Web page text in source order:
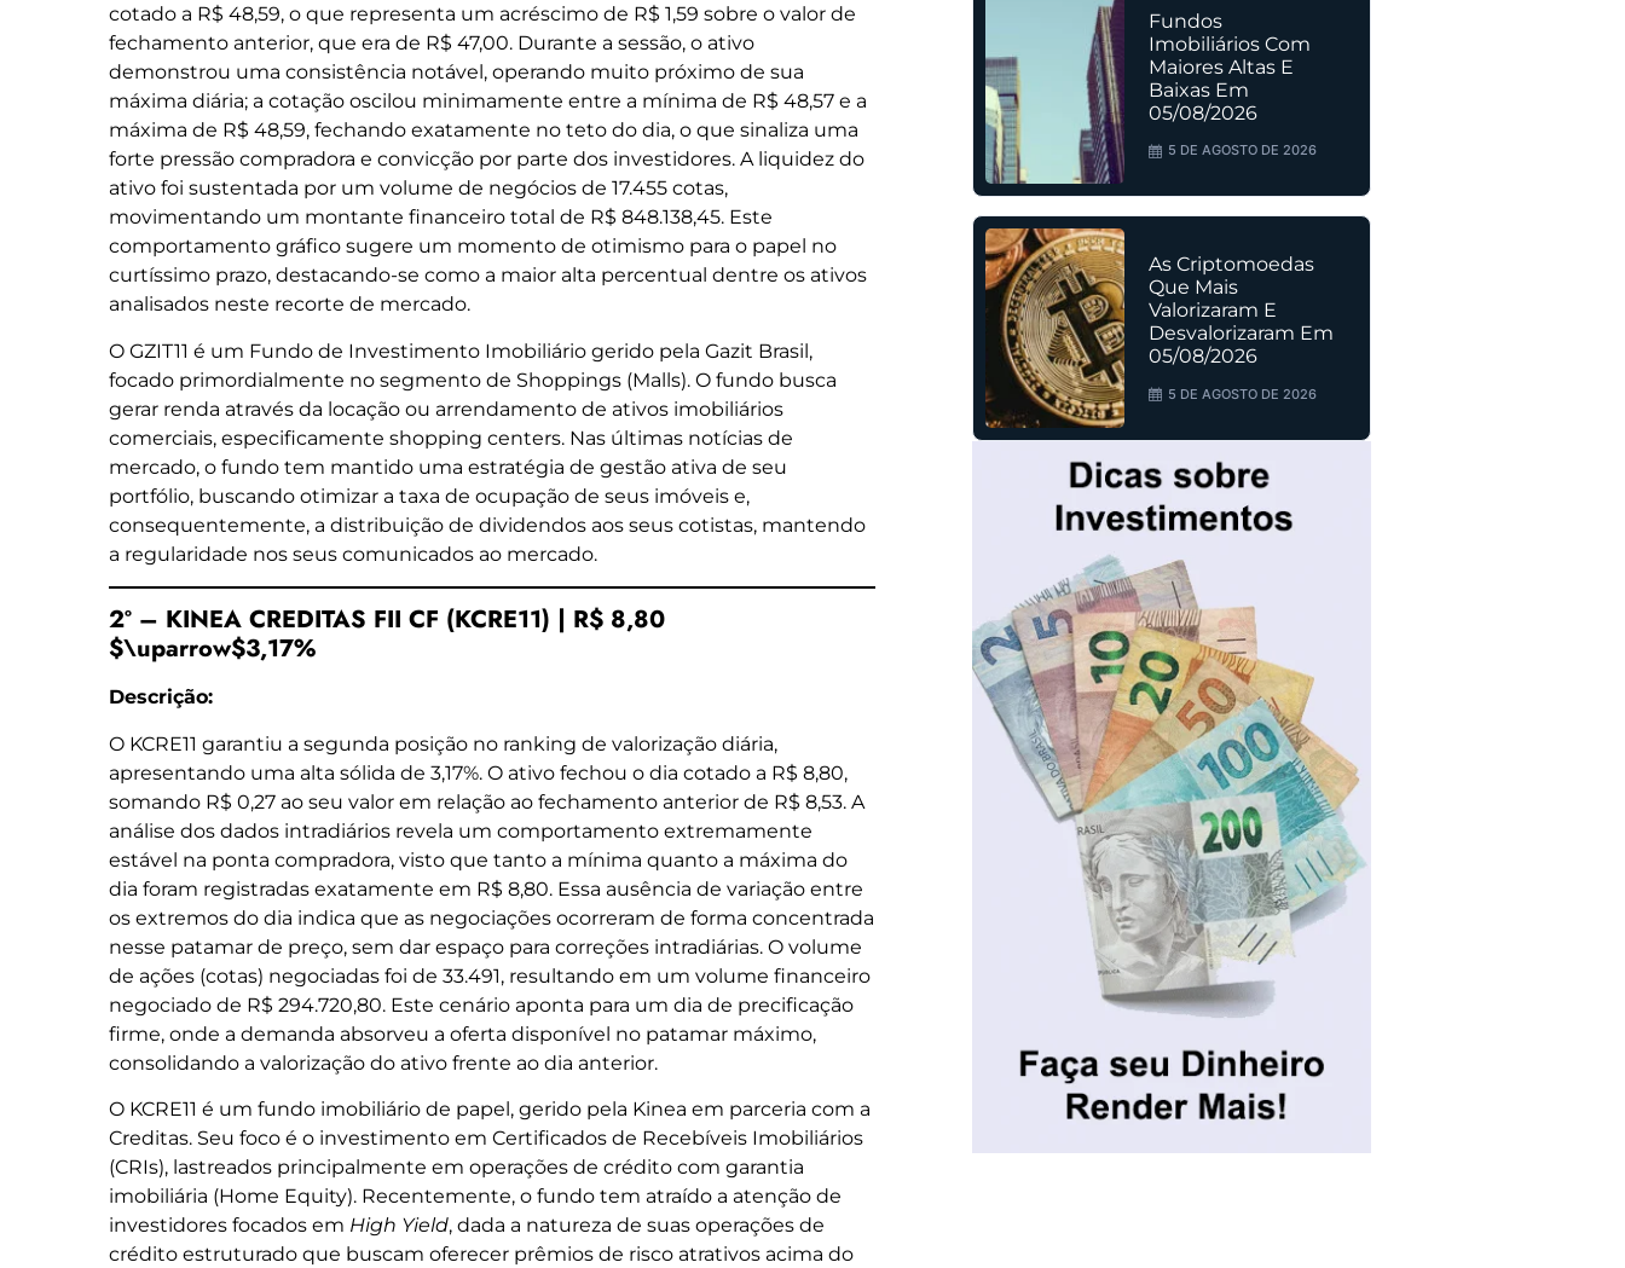
cotado a R$ 48,59, o que representa um acréscimo de R$ 1,59 sobre o valor de
fechamento anterior, que era de R$ 47,00. Durante a sessão, o ativo
demonstrou uma consistência notável, operando muito próximo de sua
máxima diária; a cotação oscilou minimamente entre a mínima de R$ 48,57 e a
máxima de R$ 48,59, fechando exatamente no teto do dia, o que sinaliza uma
forte pressão compradora e convicção por parte dos investidores. A liquidez do
ativo foi sustentada por um volume de negócios de 17.455 cotas,
movimentando um montante financeiro total de R$ 848.138,45. Este
comportamento gráfico sugere um momento de otimismo para o papel no
curtíssimo prazo, destacando-se como a maior alta percentual dentre os ativos
analisados neste recorte de mercado.
O GZIT11 é um Fundo de Investimento Imobiliário gerido pela Gazit Brasil,
focado primordialmente no segmento de Shoppings (Malls). O fundo busca
gerar renda através da locação ou arrendamento de ativos imobiliários
comerciais, especificamente shopping centers. Nas últimas notícias de
mercado, o fundo tem mantido uma estratégia de gestão ativa de seu
portfólio, buscando otimizar a taxa de ocupação de seus imóveis e,
consequentemente, a distribuição de dividendos aos seus cotistas, mantendo
a regularidade nos seus comunicados ao mercado.
2º – KINEA CREDITAS FII CF (KCRE11) | R$ 8,80
$\uparrow$3,17%
Descrição:
O KCRE11 garantiu a segunda posição no ranking de valorização diária,
apresentando uma alta sólida de 3,17%. O ativo fechou o dia cotado a R$ 8,80,
somando R$ 0,27 ao seu valor em relação ao fechamento anterior de R$ 8,53. A
análise dos dados intradiários revela um comportamento extremamente
estável na ponta compradora, visto que tanto a mínima quanto a máxima do
dia foram registradas exatamente em R$ 8,80. Essa ausência de variação entre
os extremos do dia indica que as negociações ocorreram de forma concentrada
nesse patamar de preço, sem dar espaço para correções intradiárias. O volume
de ações (cotas) negociadas foi de 33.491, resultando em um volume financeiro
negociado de R$ 294.720,80. Este cenário aponta para um dia de precificação
firme, onde a demanda absorveu a oferta disponível no patamar máximo,
consolidando a valorização do ativo frente ao dia anterior.
O KCRE11 é um fundo imobiliário de papel, gerido pela Kinea em parceria com a
Creditas. Seu foco é o investimento em Certificados de Recebíveis Imobiliários
(CRIs), lastreados principalmente em operações de crédito com garantia
imobiliária (Home Equity). Recentemente, o fundo tem atraído a atenção de
investidores focados em High Yield, dada a natureza de suas operações de
crédito estruturado que buscam oferecer prêmios de risco atrativos acima do
Fundos
Imobiliários Com
Maiores Altas E
Baixas Em
05/08/2026
5 DE AGOSTO DE 2026
As Criptomoedas
Que Mais
Valorizaram E
Desvalorizaram Em
05/08/2026
5 DE AGOSTO DE 2026